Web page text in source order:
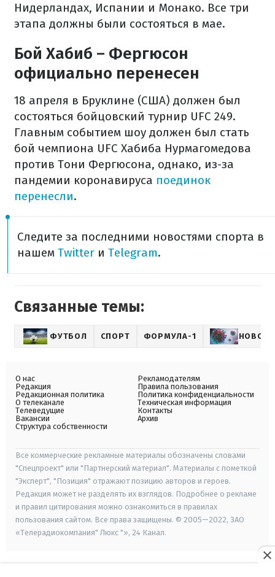
Нидерландах, Испании и Монако. Все три
этапа должны были состояться в мае.
Бой Хабиб – Фергюсон
официально перенесен
18 апреля в Бруклине (США) должен был
состояться бойцовский турнир UFC 249.
Главным событием шоу должен был стать
бой чемпиона UFC Хабиба Нурмагомедова
против Тони Фергюсона, однако, из-за
пандемии коронавируса поединок
перенесли.
Следите за последними новостями спорта в
нашем Twitter и Telegram.
Связанные темы:
ФУТБОЛ СПОРТ ФОРМУЛА-1
О нас
Редакция
Редакционная политика
О телеканале
Телеведущие
Вакансии
Структура собственности
Рекламодателям
Правила пользования
Политика конфиденциальности
Техническая информация
Контакты
Архив
Все коммерческие рекламные материалы обозначены словами
"Спецпроект" или "Партнерский материал". Материалы с пометкой
"Эксперт", "Позиция" отражают позицию авторов и героев.
Редакция может не разделять их взглядов. Подробнее о рекламе
и правил цитирования можно ознакомиться в правилах
пользования сайтом. Все права защищены. © 2005—2022, ЗАО
«Телерадиокомпания" Люкс "», 24 Канал.